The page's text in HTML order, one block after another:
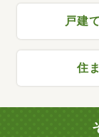
戸建
住